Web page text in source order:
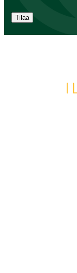
Tilaa